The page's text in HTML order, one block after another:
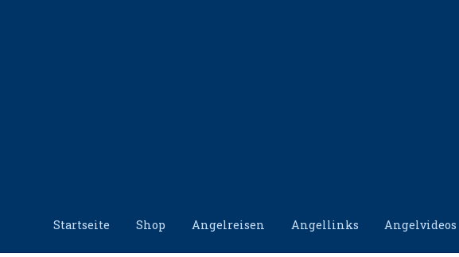
Startseite Shop Angelreisen Angellinks Angelvideos